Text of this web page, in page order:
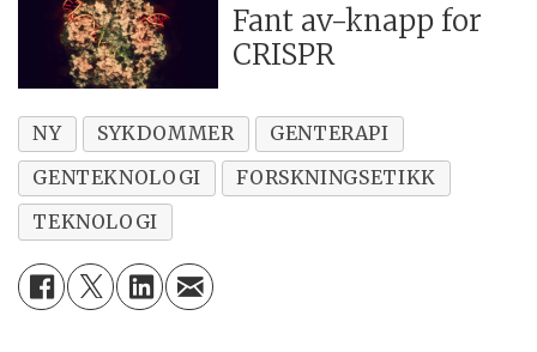
Fant av-knapp for
CRISPR
NY SYKDOMMER
GENTERAPI
GENTEKNOLOGI
FORSKNINGSETIKK
TEKNOLOGI